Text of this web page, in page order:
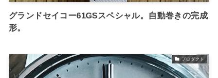
グランドセイコー61GSスペシャル。自動巻きの完成
形。
プロダクト